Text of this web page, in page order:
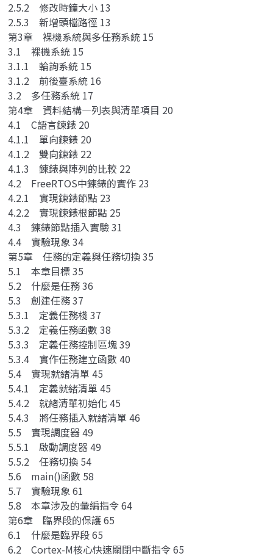
2.5.2 修改時鐘大小 13
2.5.3 新增頭檔路徑 13
第3章 裸機系統與多任務系統 15
3.1 裸機系統 15
3.1.1 輪詢系統 15
3.1.2 前後臺系統 16
3.2 多任務系統 17
第4章 資料結構—列表與清單項目 20
4.1 C語言鍊錶 20
4.1.1 單向鍊錶 20
4.1.2 雙向鍊錶 22
4.1.3 鍊錶與陣列的比較 22
4.2 FreeRTOS中鍊錶的實作 23
4.2.1 實現鍊錶節點 23
4.2.2 實現鍊錶根節點 25
4.3 鍊錶節點插入實驗 31
4.4 實驗現象 34
第5章 任務的定義與任務切換 35
5.1 本章目標 35
5.2 什麼是任務 36
5.3 創建任務 37
5.3.1 定義任務棧 37
5.3.2 定義任務函數 38
5.3.3 定義任務控制區塊 39
5.3.4 實作任務建立函數 40
5.4 實現就緒清單 45
5.4.1 定義就緒清單 45
5.4.2 就緒清單初始化 45
5.4.3 將任務插入就緒清單 46
5.5 實現調度器 49
5.5.1 啟動調度器 49
5.5.2 任務切換 54
5.6 main()函數 58
5.7 實驗現象 61
5.8 本章涉及的彙編指令 64
第6章 臨界段的保護 65
6.1 什麼是臨界段 65
6.2 Cortex-M核心快速關閉中斷指令 65